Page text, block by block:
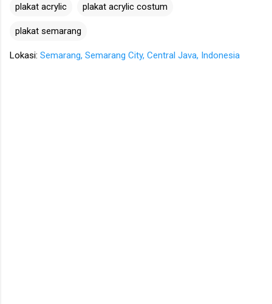
plakat acrylic plakat acrylic costum
plakat semarang
Lokasi: Semarang, Semarang City, Central Java, Indonesia